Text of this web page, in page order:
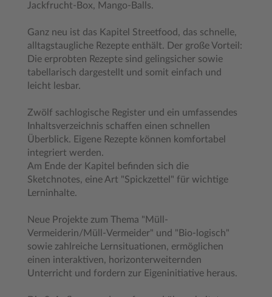
Jackfrucht-Box, Mango-Balls.
Ganz neu ist das Kapitel Streetfood, das schnelle,
alltagstaugliche Rezepte enthält. Der große Vorteil:
Die erprobten Rezepte sind gelingsicher sowie
tabellarisch dargestellt und somit einfach und
leicht lesbar.
Zwölf sachlogische Register und ein umfassendes
Inhaltsverzeichnis schaffen einen schnellen
Überblick. Eigene Rezepte können komfortabel
integriert werden.
Am Ende der Kapitel befinden sich die
Sketchnotes, eine Art "Spickzettel" für wichtige
Lerninhalte.
Neue Projekte zum Thema "Müll-
Vermeiderin/Müll-Vermeider" und "Bio-logisch"
sowie zahlreiche Lernsituationen, ermöglichen
einen interaktiven, horizonterweiternden
Unterricht und fordern zur Eigeninitiative heraus.